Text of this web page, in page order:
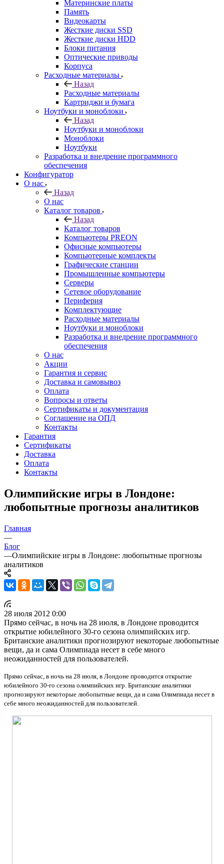
Материнские платы
Память
Видеокарты
Жесткие диски SSD
Жесткие диски HDD
Блоки питания
Оптические приводы
Корпуса
Расходные материалы
Назад
Расходные материалы
Картриджи и бумага
Ноутбуки и моноблоки
Назад
Ноутбуки и моноблоки
Моноблоки
Ноутбуки
Разработка и внедрение программного
обеспечения
Конфигуратор
О нас
Назад
О нас
Каталог товаров
Назад
Каталог товаров
Компьютеры PREON
Офисные компьютеры
Компьютерные комплекты
Графические станции
Промышленные компьютеры
Серверы
Сетевое оборудование
Периферия
Комплектующие
Расходные материалы
Ноутбуки и моноблоки
Разработка и внедрение программного
обеспечения
О нас
Акции
Гарантия и сервис
Доставка и самовывоз
Оплата
Вопросы и ответы
Сертификаты и документация
Соглашение на ОПД
Контакты
Гарантия
Сертификаты
Доставка
Оплата
Контакты
Олимпийские игры в Лондоне:
любопытные прогнозы аналитиков
Главная
—
Блог
—Олимпийские игры в Лондоне: любопытные прогнозы
аналитиков
28 июля 2012 0:00
Прямо сейчас, в ночь на 28 июля, в Лондоне проводится
открытие юбилейного 30-го сезона олимпийских игр.
Британские аналитики прогнозируют некоторые любопытные
вещи, да и сама Олимпиада несет в себе много
неожиданностей для пользователей.
Прямо сейчас, в ночь на 28 июля, в Лондоне проводится открытие
юбилейного 30-го сезона олимпийских игр. Британские аналитики
прогнозируют некоторые любопытные вещи, да и сама Олимпиада несет в
себе много неожиданностей для пользователей.